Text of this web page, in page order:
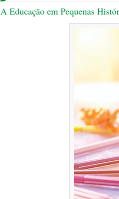
A Educação em Pequenas